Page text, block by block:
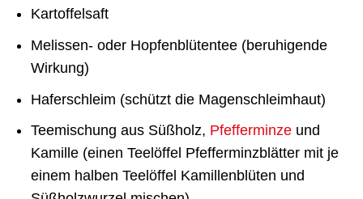
Kartoffelsaft
Melissen- oder Hopfenblütentee (beruhigende
Wirkung)
Haferschleim (schützt die Magenschleimhaut)
Teemischung aus Süßholz, Pfefferminzeund
Kamille (einen Teelöffel Pfefferminzblätter mit je
einem halben Teelöffel Kamillenblüten und